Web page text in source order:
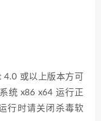
或以上版本方可
统 x86 x64 运行正
行时请关闭杀毒软